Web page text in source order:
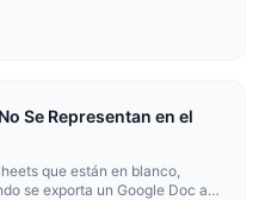
Se Representan en el
que están en blanco,
se exporta un Google Doc a